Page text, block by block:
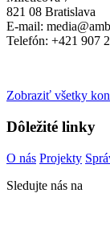
821 08 Bratislava
E-mail:
Telefón: +421 907
Zobraziť všetky
Dôležité linky
O nás Projekty
Sledujte nás na